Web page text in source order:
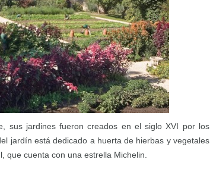
sus jardines fueron creados en el siglo XVI por los
jardín está dedicado a huerta de hierbas y vegetales
que cuenta con una estrella Michelin.